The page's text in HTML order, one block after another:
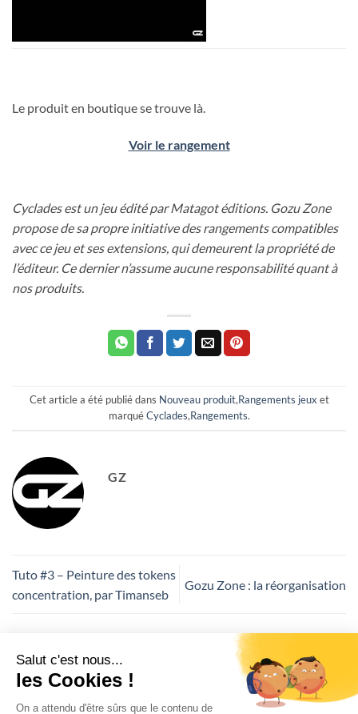
Le produit en boutique se trouve là.
Voir le rangement
Cyclades est un jeu édité par Matagot éditions. Gozu Zone
propose de sa propre initiative des rangements compatibles
avec ce jeu et ses extensions, qui demeurent la propriété de
l’éditeur. Ce dernier n’assume aucune responsabilité quant à
nos produits.
Cet article a été publié dans Nouveau produit,Rangements jeux et
marquéCyclades,Rangements.
GZ
Tuto #3 – Peinture des tokens
concentration, par Timanseb
Gozu Zone : la réorganisation
Laisser un commentaire
Vous devezvous connecter
pour publier un